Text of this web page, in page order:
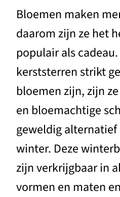
Bloemen maken
daarom zijn ze het
populair als
kerststerren strikt
bloemen zijn, zijn
en bloemachtige
geweldig
winter. Deze
zijn verkrijgbaar in
vormen en maten